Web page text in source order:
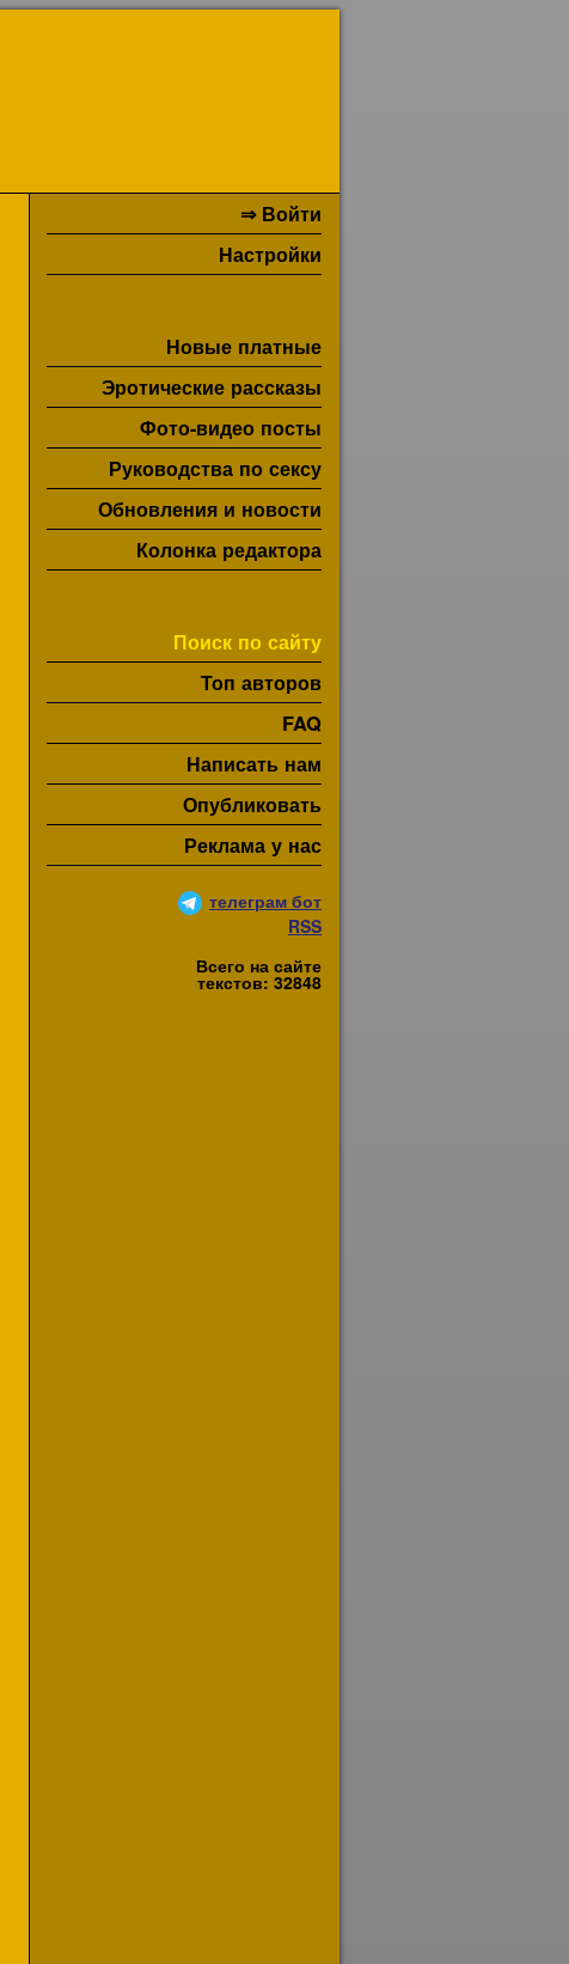
⇒ Войти
Настройки
Новые платные
Эротические рассказы
Фото-видео посты
Руководства по сексу
Обновления и новости
Колонка редактора
Поиск по сайту
Топ авторов
FAQ
Написать нам
Опубликовать
Реклама у нас
телеграм бот
RSS
Всего на сайте
текстов: 32848